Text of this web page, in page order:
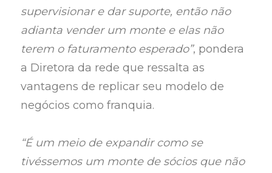
supervisionar e dar suporte, então não
adianta vender um monte e elas não
terem o faturamento esperado”, pondera
a Diretora da rede que ressalta as
vantagens de replicar seu modelo de
negócios como franquia.
“É um meio de expandir como se
tivéssemos um monte de sócios que não